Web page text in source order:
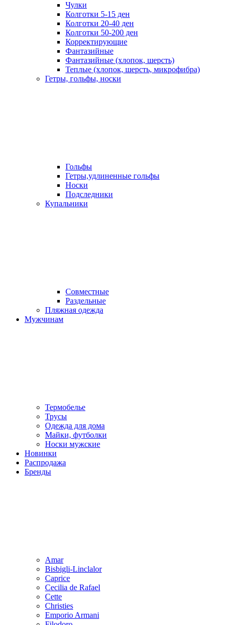
Чулки
Колготки 5-15 ден
Колготки 20-40 ден
Колготки 50-200 ден
Корректирующие
Фантазийные
Фантазийные (хлопок, шерсть)
Теплые (хлопок, шерсть, микрофибра)
Гетры, гольфы, носки
Гольфы
Гетры,удлиненные гольфы
Носки
Подследники
Купальники
Совместные
Раздельные
Пляжная одежда
Мужчинам
Термобелье
Трусы
Одежда для дома
Майки, футболки
Носки мужские
Новинки
Распродажа
Бренды
Amar
Bisbigli-Linclalor
Caprice
Cecilia de Rafael
Cette
Christies
Emporio Armani